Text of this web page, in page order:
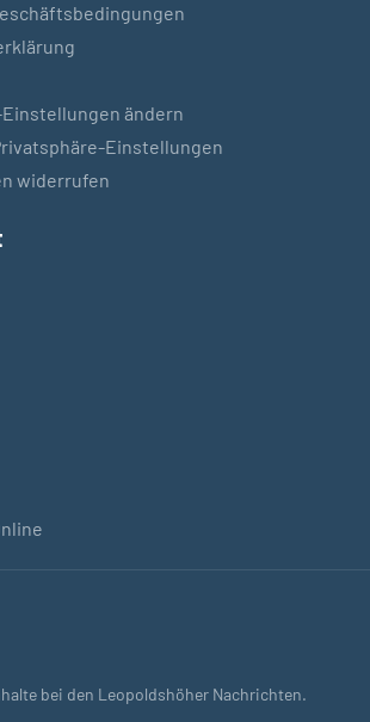
ändern
Einstellungen
widerrufen
bei den Leopoldshöher Nachrichten.